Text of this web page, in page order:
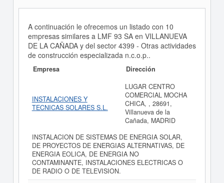
A continuación le ofrecemos un listado con 10
empresas similares a LMF 93 SA en VILLANUEVA
DE LA CAÑADA y del sector 4399 - Otras actividades
de construcción especializada n.c.o.p..
Empresa Dirección
INSTALACIONES Y
TECNICAS SOLARES S.L.
LUGAR CENTRO
COMERCIAL MOCHA
CHICA, , 28691,
Villanueva de la
Cañada, MADRID
INSTALACION DE SISTEMAS DE ENERGIA SOLAR,
DE PROYECTOS DE ENERGIAS ALTERNATIVAS, DE
ENERGIA EOLICA, DE ENERGIA NO
CONTAMINANTE, INSTALACIONES ELECTRICAS O
DE RADIO O DE TELEVISION.